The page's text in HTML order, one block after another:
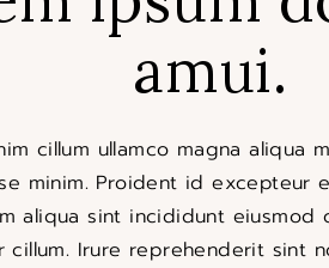
amui.
cillum ullamco magna aliqua
minim. Proident id excepteur
aliqua sint incididunt eiusmod
cillum. Irure reprehenderit sint